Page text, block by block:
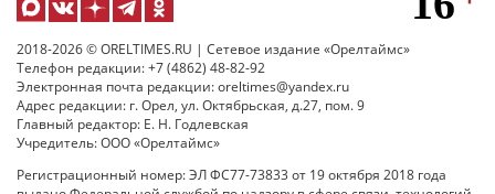
2018-2026 © ORELTIMES.RU | Сетевое издание «Орелтаймс»
Телефон редакции: +7 (4862) 48-82-92
Электронная почта редакции: oreltimes@yandex.ru
Адрес редакции: г. Орел, ул. Октябрьская, д.27, пом. 9
Главный редактор: Е. Н. Годлевская
Учредитель: ООО «Орелтаймс»
Регистрационный номер: ЭЛ ФС77-73833 от 19 октября 2018 года